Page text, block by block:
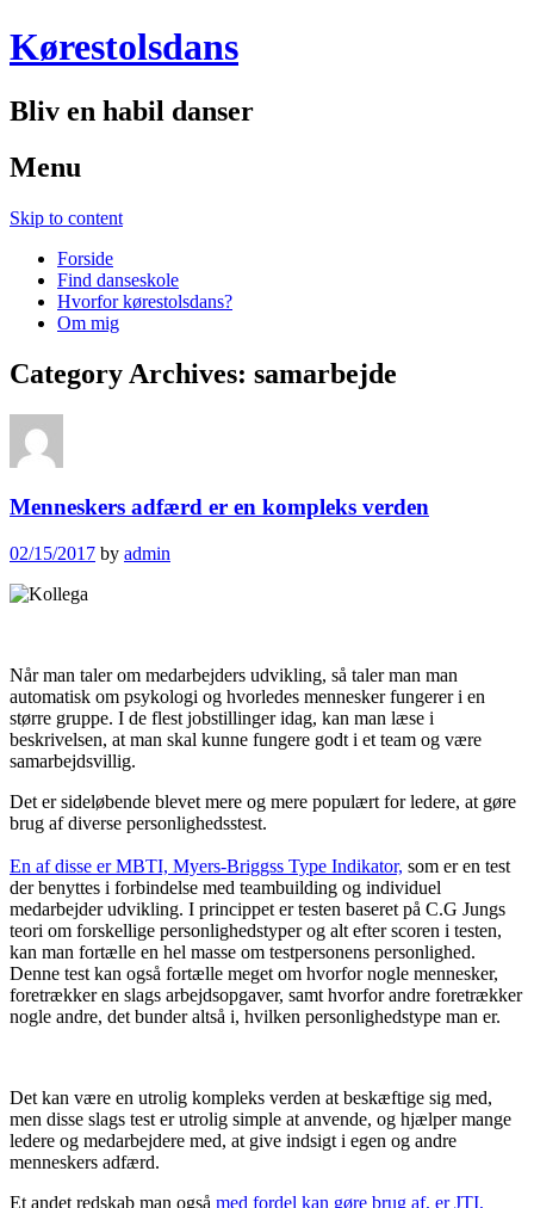
Kørestolsdans
Bliv en habil danser
Menu
Skip to content
Forside
Find danseskole
Hvorfor kørestolsdans?
Om mig
Category Archives: samarbejde
Menneskers adfærd er en kompleks verden
02/15/2017 by admin
Når man taler om medarbejders udvikling, så taler man man
automatisk om psykologi og hvorledes mennesker fungerer i en
større gruppe. I de flest jobstillinger idag, kan man læse i
beskrivelsen, at man skal kunne fungere godt i et team og være
samarbejdsvillig.
Det er sideløbende blevet mere og mere populært for ledere, at gøre
brug af diverse personlighedsstest.
En af disse er MBTI, Myers-Briggss Type Indikator, som er en test
der benyttes i forbindelse med teambuilding og individuel
medarbejder udvikling. I princippet er testen baseret på C.G Jungs
teori om forskellige personlighedstyper og alt efter scoren i testen,
kan man fortælle en hel masse om testpersonens personlighed.
Denne test kan også fortælle meget om hvorfor nogle mennesker,
foretrækker en slags arbejdsopgaver, samt hvorfor andre foretrækker
nogle andre, det bunder altså i, hvilken personlighedstype man er.
Det kan være en utrolig kompleks verden at beskæftige sig med,
men disse slags test er utrolig simple at anvende, og hjælper mange
ledere og medarbejdere med, at give indsigt i egen og andre
menneskers adfærd.
Et andet redskab man også med fordel kan gøre brug af, er JTI,